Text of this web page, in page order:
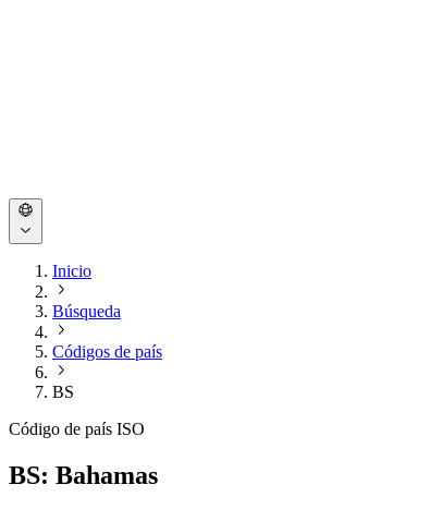
Inicio
Búsqueda
Códigos de país
BS
Código de país ISO
BS: Bahamas